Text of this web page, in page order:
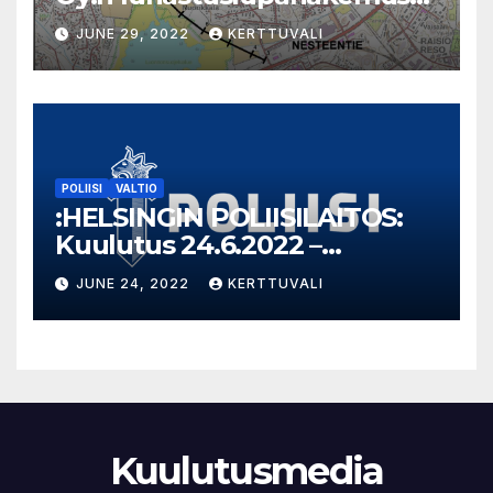
Nesteentie Tahvio
JUNE 29, 2022 KERTTUVALI
POLIISI VALTIO
:HELSINGIN POLIISILAITOS:
Kuulutus 24.6.2022 –
Takavarikoitu omaisuus
JUNE 24, 2022 KERTTUVALI
Kuulutusmedia